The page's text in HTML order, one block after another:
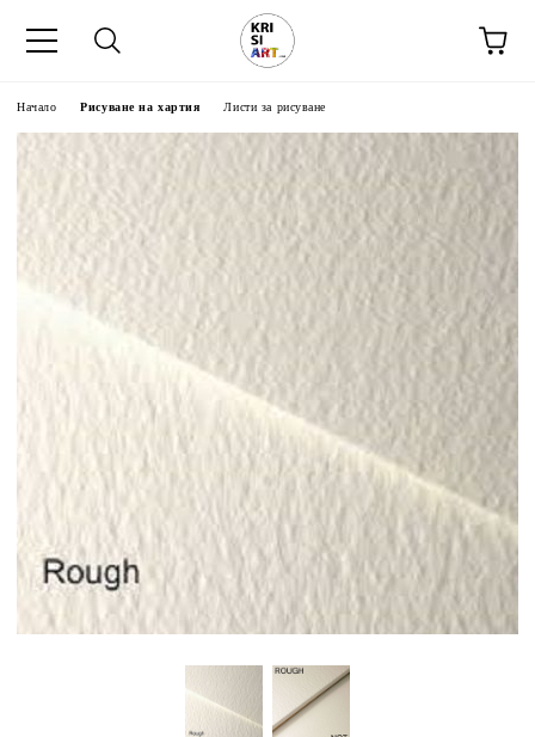
Начало Рисуване на хартия Листи за рисуване